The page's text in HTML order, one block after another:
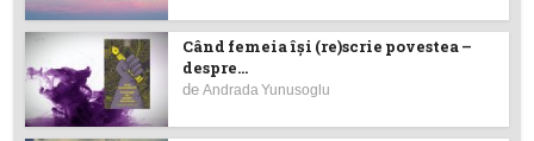
Când femeia îşi (re)scrie povestea –
despre...
deAndrada Yunusoglu